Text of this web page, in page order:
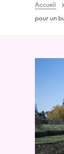
Accueil
pour un